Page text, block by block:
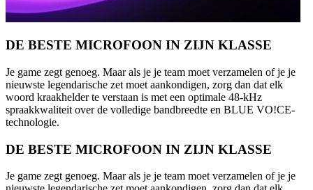
DE BESTE MICROFOON IN ZIJN KLASSE
Je game zegt genoeg. Maar als je je team moet verzamelen of je je
nieuwste legendarische zet moet aankondigen, zorg dan dat elk
woord kraakhelder te verstaan is met een optimale 48-kHz
spraakkwaliteit over de volledige bandbreedte en BLUE VO!CE-
technologie.
DE BESTE MICROFOON IN ZIJN KLASSE
Je game zegt genoeg. Maar als je je team moet verzamelen of je je